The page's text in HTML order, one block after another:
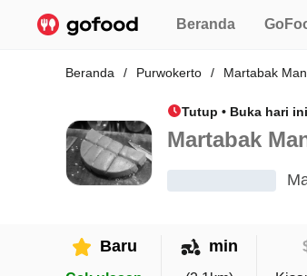
Beranda
Beranda / Purwokerto / Martabak
Tutup • Buka hari
Martabak
Baru min